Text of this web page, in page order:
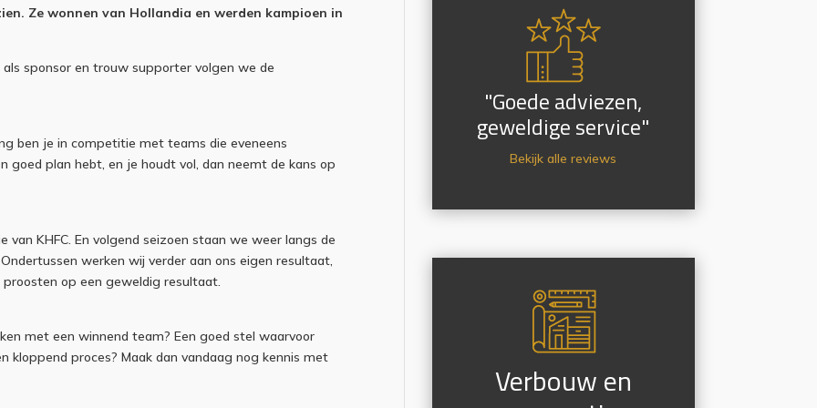
Ze wonnen van Hollandia en werden kampioen in
sponsor en trouw supporter volgen we de
ben je in competitie met teams die eveneens
goed plan hebt, en je houdt vol, dan neemt de kans op
KHFC. En volgend seizoen staan we weer langs de
werken wij verder aan ons eigen resultaat,
op een geweldig resultaat.
met een winnend team? Een goed stel waarvoor
kloppend proces? Maak dan vandaag nog kennis met
"Goede adviezen,
geweldige service"
Bekijk alle reviews
Verbouw en